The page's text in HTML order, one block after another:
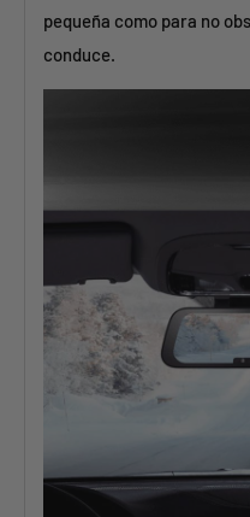
pequeña como para no
conduce.